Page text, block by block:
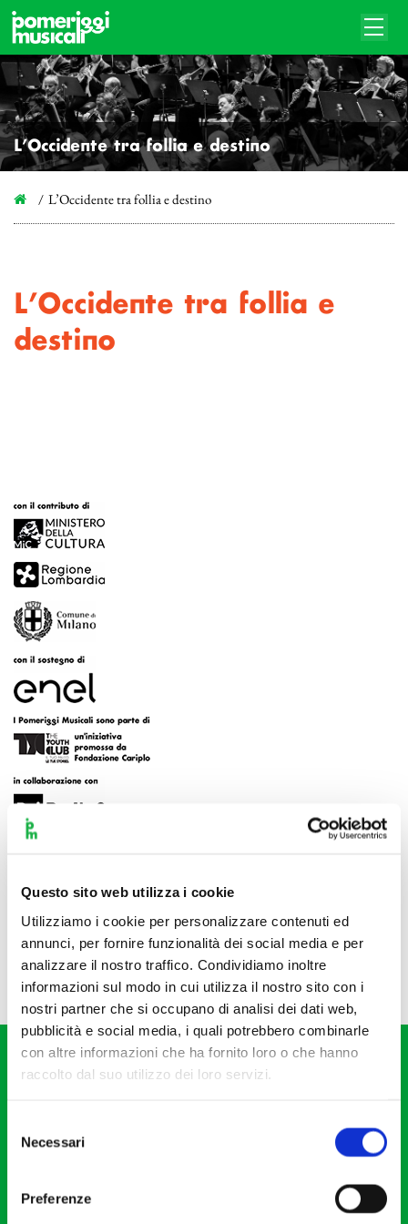
Questo sito web utilizza i cookie
Utilizziamo i cookie per personalizzare contenuti ed
annunci, per fornire funzionalità dei social media e per
analizzare il nostro traffico. Condividiamo inoltre
informazioni sul modo in cui utilizza il nostro sito con i
nostri partner che si occupano di analisi dei dati web,
pubblicità e social media, i quali potrebbero combinarle
con altre informazioni che ha fornito loro o che hanno
raccolto dal suo utilizzo dei loro servizi.
delNecessari
Preferenze
L’Occidente tra follia e destino
L’Occidente tra follia e destino
L’Occidente tra follia e
destino
20121 Milano